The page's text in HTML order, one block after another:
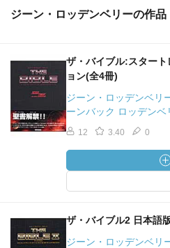
ジーン・ロッデンベリーの作品
ザ・バイブル:スター
ョン(全4冊)
ジーン・ロッデンベリ
ーンバック ロッデンベ
12 3.40 0
ザ・バイブル2 日本語
ジーン・ロッデンベリ